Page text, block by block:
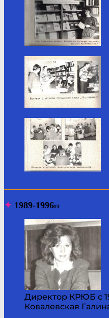
✦ 1989-1996гг
Директор КРЮБ с
Ковалевская